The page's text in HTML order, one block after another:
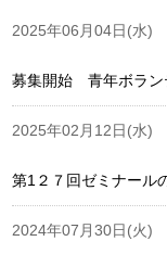
2025年06月04日(水)
募集開始 青年ボラン
2025年02月12日(水)
第1２７回ゼミナール
2024年07月30日(火)